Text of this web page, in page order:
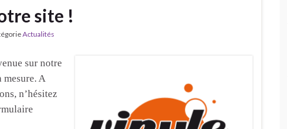
site !
Actualités
sur notre
mesure. A
n’hésitez